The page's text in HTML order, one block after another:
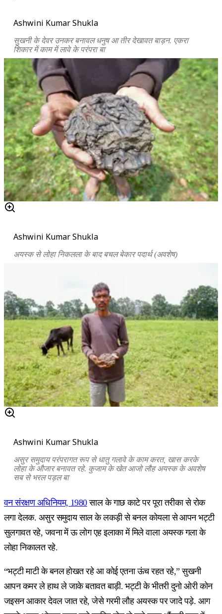
Ashwini Kumar Shukla
सुखनी के देवर उनकर बनावल धनुष आ तीर देखावत बाड़न. एकरा
शिकार में काम में लावे के परंपरा बा
Ashwini Kumar Shukla
अयस्क से लोहा निकलला के बाद बचल बेकार पदार्थ (अवशेष)
Ashwini Kumar Shukla
असुर समुदाय परंपरागत रूप से धातु गलावे के काम करत, खास करके
लोहा के औजार बनावत रहे. कुजाम के खेत आजो लौह अयस्क के अवशेष
सब से भरल पड़ल बा
वन संरक्षण अधिनियम, 1980साल के गाछ काटे पर पूरा तरीका से रोक
लगा देलक. असुर समुदाय साल के लकड़ी से बनल कोयला से आपन भट्टी
सुलगावत रहे, जवना में ऊ लोग एह इलाका में मिले वाला अयस्क गला के
लोहा निकालत रहे.
“भट्टी माटी के बनल होखत रहे आ कोई एतना ऊंच रहत रहे,” सुखनी
आपन कमर ले हाथ ले जाके बतावत बाड़ी. भट्टी के भीतरी दुनो ओरी कोन
जइसन आकार देवल जात रहे, जेसे गरमी लौह अयस्क पर जादे पड़े. आग